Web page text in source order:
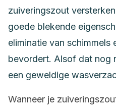
zuiveringszout
goede blekende
eliminatie van schimmels
bevordert. Alsof dat nog
een geweldige
Wanneer je